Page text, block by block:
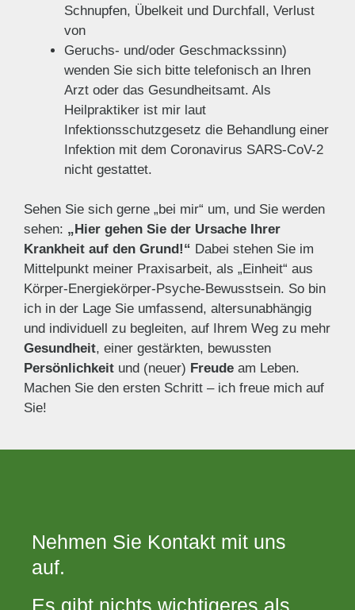
Schnupfen, Übelkeit und Durchfall, Verlust
von
Geruchs- und/oder Geschmackssinn)
wenden Sie sich bitte telefonisch an Ihren
Arzt oder das Gesundheitsamt. Als
Heilpraktiker ist mir laut
Infektionsschutzgesetz die Behandlung einer
Infektion mit dem Coronavirus SARS-CoV-2
nicht gestattet.
Sehen Sie sich gerne „bei mir“ um, und Sie werden
sehen: „Hier gehen Sie der Ursache Ihrer
Krankheit auf den Grund!“ Dabei stehen Sie im
Mittelpunkt meiner Praxisarbeit, als „Einheit“ aus
Körper-Energiekörper-Psyche-Bewusstsein. So bin
ich in der Lage Sie umfassend, altersunabhängig
und individuell zu begleiten, auf Ihrem Weg zu mehr
Gesundheit, einer gestärkten, bewussten
Persönlichkeit und (neuer) Freude am Leben.
Machen Sie den ersten Schritt – ich freue mich auf
Sie!
Nehmen Sie Kontakt mit uns
auf.
Es gibt nichts wichtigeres als